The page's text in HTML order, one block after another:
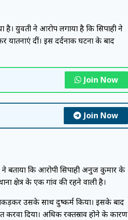
युवती ने आरोप लगाया है कि सिपाही ने
दीं। इस दर्दनाक घटना के बाद
Join Now
Join Now
बताया कि आरोपी सिपाही अनुज कुमार के
क्षेत्र के एक गांव की रहने वाली है।
उसके साथ दुष्कर्म किया। इसके बाद
करवा दिया। अधिक रक्तस्राव होने के कारण